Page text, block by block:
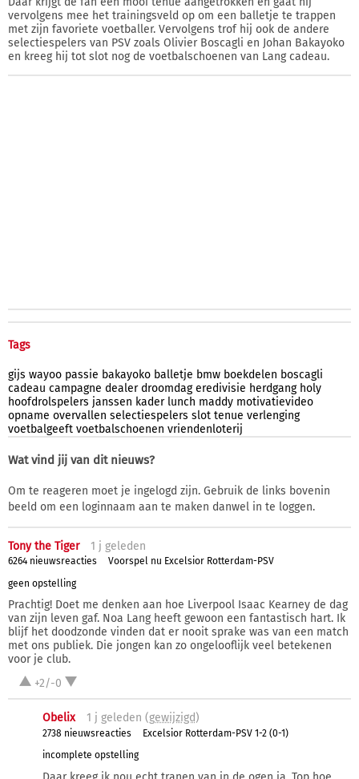
vervolgens mee het trainingsveld op om een balletje te trappen
met zijn favoriete voetballer. Vervolgens trof hij ook de andere
selectiespelers van PSV zoals Olivier Boscagli en Johan Bakayoko
en kreeg hij tot slot nog de voetbalschoenen van Lang cadeau.
Tags
gijs wayoo passie bakayoko balletje bmw boekdelen boscagli
cadeau campagne dealer droomdag eredivisie herdgang holy
hoofdrolspelers janssen kader lunch maddy motivatievideo
opname overvallen selectiespelers slot tenue verlenging
voetbalgeeft voetbalschoenen vriendenloterij
Wat vind jij van dit nieuws?
Om te reageren moet je ingelogd zijn. Gebruik de links bovenin
beeld om een loginnaam aan te maken danwel in te loggen.
Tony the Tiger 1 j geleden
6264 nieuwsreacties
Voorspel nu Excelsior Rotterdam-PSV
geen opstelling
Prachtig! Doet me denken aan hoe Liverpool Isaac Kearney de dag
van zijn leven gaf. Noa Lang heeft gewoon een fantastisch hart. Ik
blijf het doodzonde vinden dat er nooit sprake was van een match
met ons publiek. Die jongen kan zo ongelooflijk veel betekenen
voor je club.
+2/-0
Obelix 1 j geleden (gewijzigd)
2738 nieuwsreacties
Excelsior Rotterdam-PSV 1-2 (0-1)
incomplete opstelling